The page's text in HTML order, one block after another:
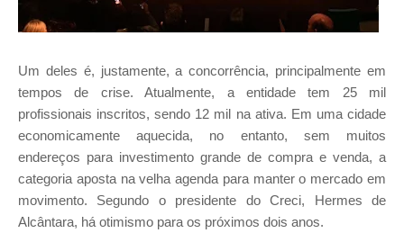
Um deles é, justamente, a concorrência, principalmente em
tempos de crise. Atualmente, a entidade tem 25 mil
profissionais inscritos, sendo 12 mil na ativa. Em uma cidade
economicamente aquecida, no entanto, sem muitos
endereços para investimento grande de compra e venda, a
categoria aposta na velha agenda para manter o mercado em
movimento. Segundo o presidente do Creci, Hermes de
Alcântara, há otimismo para os próximos dois anos.